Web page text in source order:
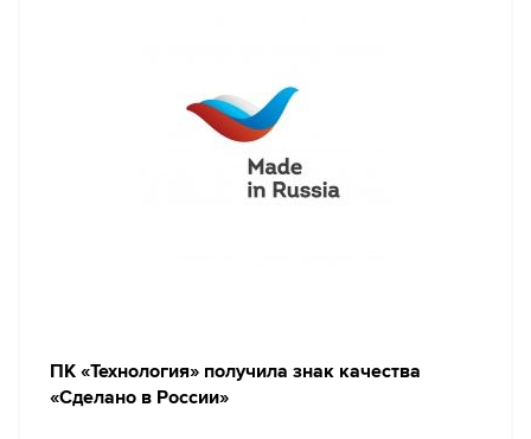
ПК «Технология» получила знак качества
«Сделано в России»